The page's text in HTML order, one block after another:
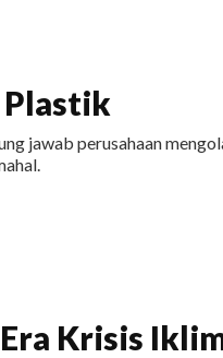
Plastik
jawab perusahaan
Krisis